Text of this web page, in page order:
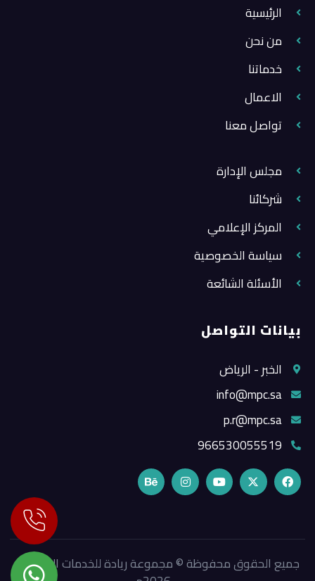
الرئيسية
من نحن
خدماتنا
الاعمال
تواصل معنا
مجلس الإدارة
شركائنا
المركز الإعلامي
سياسة الخصوصية
الأسئلة الشائعة
بيانات التواصل
الخبر - الرياض
info@mpc.sa
p.r@mpc.sa
966530055519
جميع الحقوق محفوظة © مجموعة ريادة للخدمات الإعلامية